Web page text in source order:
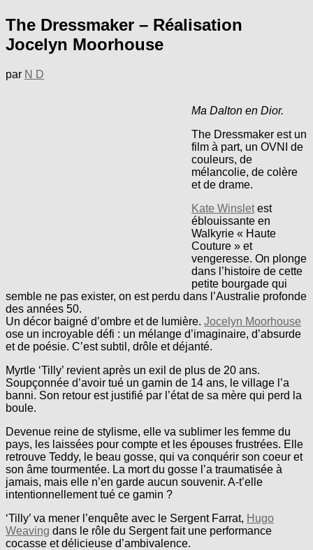
The Dressmaker – Réalisation
Jocelyn Moorhouse
par N D
Ma Dalton en Dior.
The Dressmaker est un
film à part, un OVNI de
couleurs, de
mélancolie, de colère
et de drame.
Kate Winsletest
éblouissante en
Walkyrie « Haute
Couture » et
vengeresse. On plonge
dans l’histoire de cette
petite bourgade qui
semble ne pas exister, on est perdu dans l’Australie profonde
des années 50.
Un décor baigné d’ombre et de lumière. Jocelyn Moorhouse
ose un incroyable défi : un mélange d’imaginaire, d’absurde
et de poésie. C’est subtil, drôle et déjanté.
Myrtle ‘Tilly’ revient après un exil de plus de 20 ans.
Soupçonnée d’avoir tué un gamin de 14 ans, le village l’a
banni. Son retour est justifié par l’état de sa mère qui perd la
boule.
Devenue reine de stylisme, elle va sublimer les femme du
pays, les laissées pour compte et les épouses frustrées. Elle
retrouve Teddy, le beau gosse, qui va conquérir son coeur et
son âme tourmentée. La mort du gosse l’a traumatisée à
jamais, mais elle n’en garde aucun souvenir. A-t’elle
intentionnellement tué ce gamin ?
‘Tilly’ va mener l’enquête avec le Sergent Farrat, Hugo
Weaving dans le rôle du Sergent fait une performance
cocasse et délicieuse d’ambivalence.